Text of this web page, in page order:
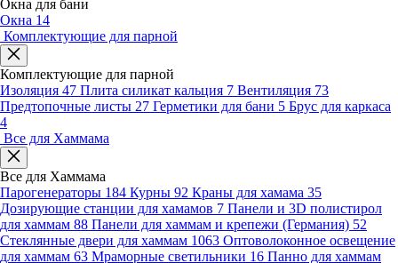
Окна для бани
Окна 14
Комплектующие для парной
Комплектующие для парной
Изоляция 47 Плита силикат кальция 7 Вентиляция 73
Предтопочные листы 27 Герметики для бани 5 Брус для каркаса
4
Все для Хаммама
Все для Хаммама
Парогенераторы 184 Курны 92 Краны для хамама 35
Дозирующие станции для хамамов 7 Панели и 3D полистирол
для хаммам 88 Панели для хаммам и крепежи (Германия) 52
Стеклянные двери для хаммам 1063 Оптоволоконное освещение
для хаммам 63 Мраморные светильники 16 Панно для хаммам